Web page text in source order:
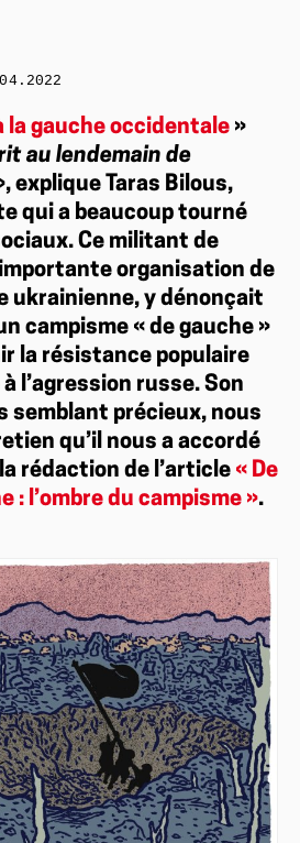
la gauche occidentale »
au lendemain de
explique Taras Bilous,
qui a beaucoup tourné
Ce militant de
organisation de
ukrainienne, y dénonçait
campisme « de gauche »
la résistance populaire
l’agression russe. Son
semblant précieux, nous
qu’il nous a accordé
rédaction de l’article « De
: l’ombre du campisme ».